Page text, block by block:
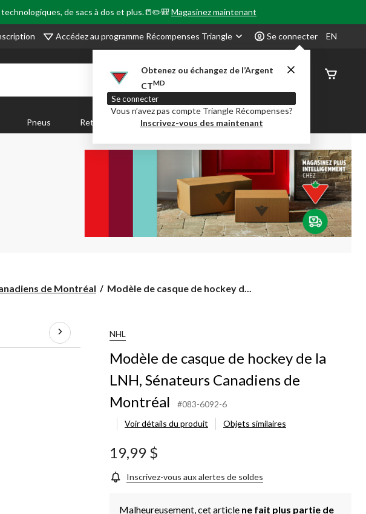
de sacs à dos et plus.📒✏️🎒Magasinez maintenant
Accédez au programme Récompenses Triangle Se connecter
Obtenez ou échangez de l’Argent
CTMD
Se connecter
Vous n’avez pas compte Triangle Récompenses?
Inscrivez-vous des maintenant
EN
État de
Pneus Retour en Classe Party City Centre-auto
de Montréal
Modèle
hockey
la
Sénateurs
Canadiens
de
Modèle de casque de hockey d...
NHL
Modèle de casque de hockey de la
LNH, Sénateurs Canadiens de
Montréal
#083-6092-6
Voir détails du produit
Objets similaires
19,99 $
Inscrivez-vous aux alertes de soldes
Malheureusement, cet article ne fait plus partie de